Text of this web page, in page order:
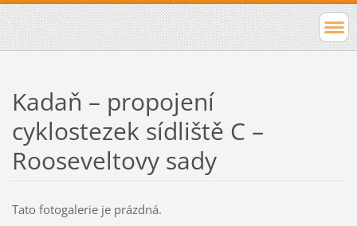
Kadaň – propojení
cyklostezek sídliště C –
Rooseveltovy sady
Tato fotogalerie je prázdná.